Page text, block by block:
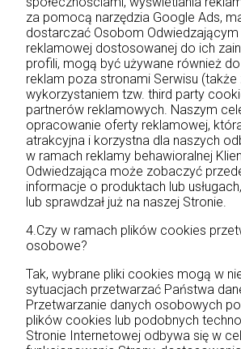
za pomocą narzędzia Google Ads,
dostarczać Osobom
reklamowej dostosowanej do ich
profili, mogą być używane również
reklam poza stronami Serwisu (także
wykorzystaniem tzw. third party
partnerów reklamowych. Naszym
opracowanie oferty reklamowej,
atrakcyjna i korzystna dla naszych
w ramach reklamy behawioralnej
Odwiedzająca może zobaczyć
informacje o produktach lub
lub sprawdzał już na naszej Stronie.
4.Czy w ramach plików cookies
osobowe?
Tak, wybrane pliki cookies mogą w
sytuacjach przetwarzać Państwa
Przetwarzanie danych osobowych
plików cookies lub podobnych
Stronie Internetowej odbywa się w